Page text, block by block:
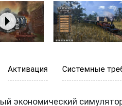
Активация Системные
экономический